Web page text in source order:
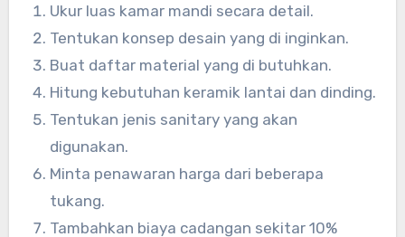
Ukur luas kamar mandi secara detail.
Tentukan konsep desain yang di inginkan.
Buat daftar material yang di butuhkan.
Hitung kebutuhan keramik lantai dan dinding.
Tentukan jenis sanitary yang akan
digunakan.
Minta penawaran harga dari beberapa
tukang.
Tambahkan biaya cadangan sekitar 10%